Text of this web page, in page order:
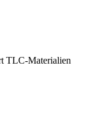
TLC-Materialien